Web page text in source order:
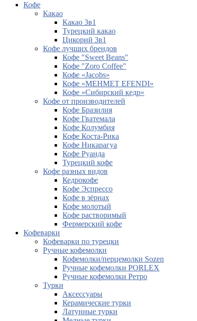
Кофе
Какао
Какао 3в1
Турецкий какао
Цикорий 3в1
Кофе лучших брендов
Кофе "Sweet Beans"
Кофе "Zoro Coffee"
Кофе «Jacobs»
Кофе «MEHMET EFENDI»
Кофе «Сибирский кедр»
Кофе от производителей
Кофе Бразилия
Кофе Гватемала
Кофе Колумбия
Кофе Коста-Рика
Кофе Никарагуа
Кофе Руанда
Турецкий кофе
Кофе разных видов
Кедрокофе
Кофе Эспрессо
Кофе в зёрнах
Кофе молотый
Кофе растворимый
Фермерский кофе
Кофеварки
Кофеварки по турецки
Ручные кофемолки
Кофемолки/перцемолки Sozen
Ручные кофемолки PORLEX
Ручные кофемолки Ретро
Турки
Аксессуары
Керамические турки
Латунные турки